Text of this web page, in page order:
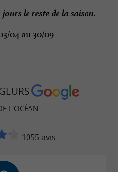
le reste de la saison.
04 au 30/09
L'OCÉAN
1055 avis